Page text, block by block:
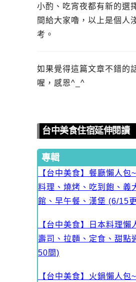
小酌、吃宵夜都有新的選
間給大家嚕，以上是個人
考。
如果覺得這篇文章不錯的
喔，感恩^_^
台中美食住宿延伸閱讀
專輯
【台中美食】餐廳懶人包
料理、燒烤、吃到飽、義
館、早午餐、漢堡 (6/15
【台中美食】日本料理懶
壽司、拉麵、定食、甜點
50間)
【台中美食】火鍋懶人包